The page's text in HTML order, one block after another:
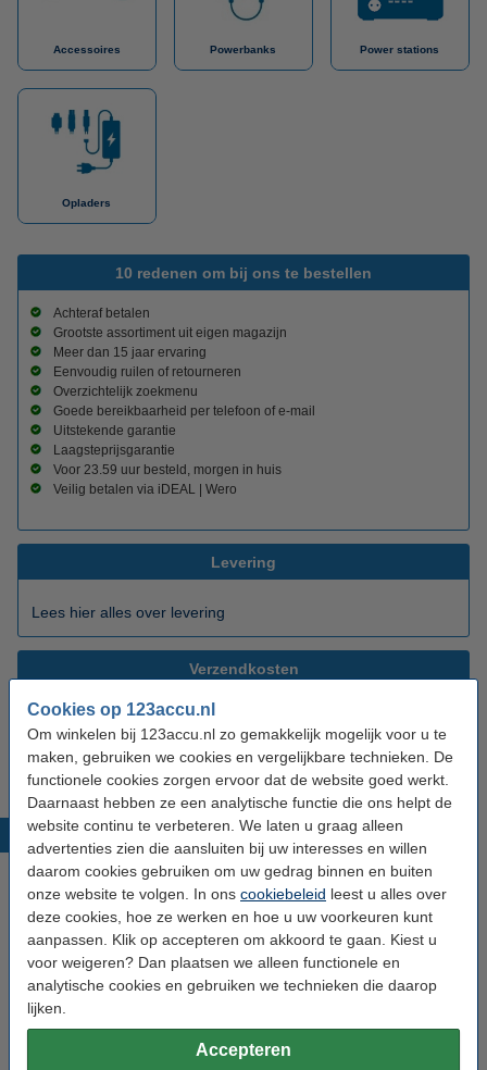
Cookies op 123accu.nl
Om winkelen bij 123accu.nl zo gemakkelijk mogelijk voor u te
maken, gebruiken we cookies en vergelijkbare technieken. De
functionele cookies zorgen ervoor dat de website goed werkt.
Daarnaast hebben ze een analytische functie die ons helpt de
website continu te verbeteren. We laten u graag alleen
advertenties zien die aansluiten bij uw interesses en willen
daarom cookies gebruiken om uw gedrag binnen en buiten
onze website te volgen. In ons cookiebeleid leest u alles over
deze cookies, hoe ze werken en hoe u uw voorkeuren kunt
aanpassen. Klik op accepteren om akkoord te gaan. Kiest u
voor weigeren? Dan plaatsen we alleen functionele en
analytische cookies en gebruiken we technieken die daarop
lijken.
Accepteren
Accessoires Powerbanks Power stations
Opladers
10 redenen om bij ons te bestellen
Achteraf betalen
Grootste assortiment uit eigen magazijn
Meer dan 15 jaar ervaring
Eenvoudig ruilen of retourneren
Overzichtelijk zoekmenu
Goede bereikbaarheid per telefoon of e-mail
Uitstekende garantie
Laagsteprijsgarantie
Voor 23.59 uur besteld, morgen in huis
Veilig betalen via iDEAL | Wero
Levering
Lees hier alles over levering
Verzendkosten
Verzendkosten tot € 50,- zijn € 5,95
Verzendkosten boven € 50,- zijn € 4,95
Wij leveren binnen Nederland enBelgië.
Nieuws